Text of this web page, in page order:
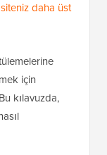
siteniz daha üst
için
kılavuzda,